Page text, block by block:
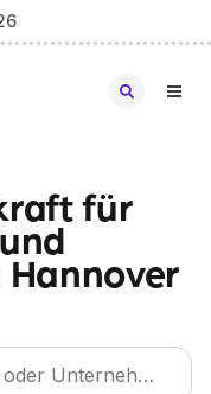
für
Hannover